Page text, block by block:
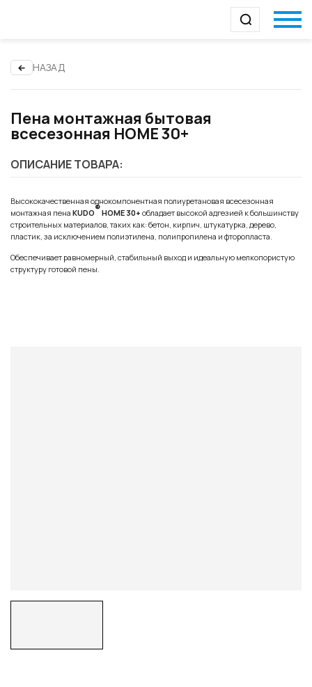
НАЗАД
Пена монтажная бытовая
всесезонная HOME 30+
ОПИСАНИЕ ТОВАРА:
Высококачественная однокомпонентная полиуретановая всесезонная
монтажная пена KUDO®HOME 30+ обладает высокой адгезией к большинству
строительных материалов, таких как: бетон, кирпич, штукатурка, дерево,
пластик, за исключением полиэтилена, полипропилена и фторопласта.
Обеспечивает равномерный, стабильный выход и идеальную мелкопористую
структуру готовой пены.